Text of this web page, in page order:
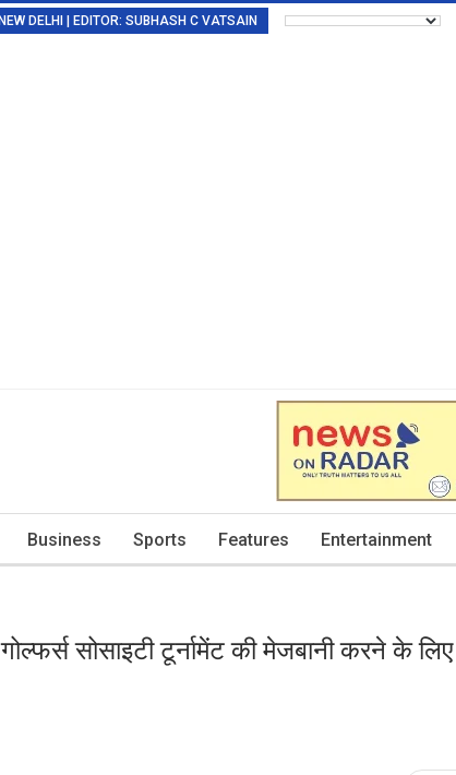
DELHI | EDITOR: SUBHASH C VATSAIN
Business Sports Features Entertainment
सोसाइटी टूर्नामेंट की मेजबानी करने के लिए